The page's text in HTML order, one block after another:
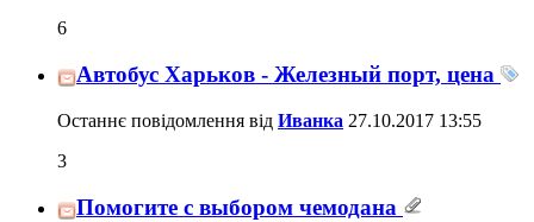
6
Автобус Харьков - Железный порт, цена
Останнє повідомлення від Иванка 27.10.2017 13:55
3
Помогите с выбором чемодана